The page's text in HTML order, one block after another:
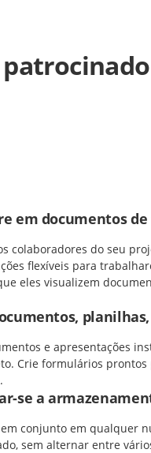
em documentos
colaboradores do seu
flexíveis para
eles visualizem
e apresentações
Crie formulários
se a
conjunto em qualquer
sem alternar entre